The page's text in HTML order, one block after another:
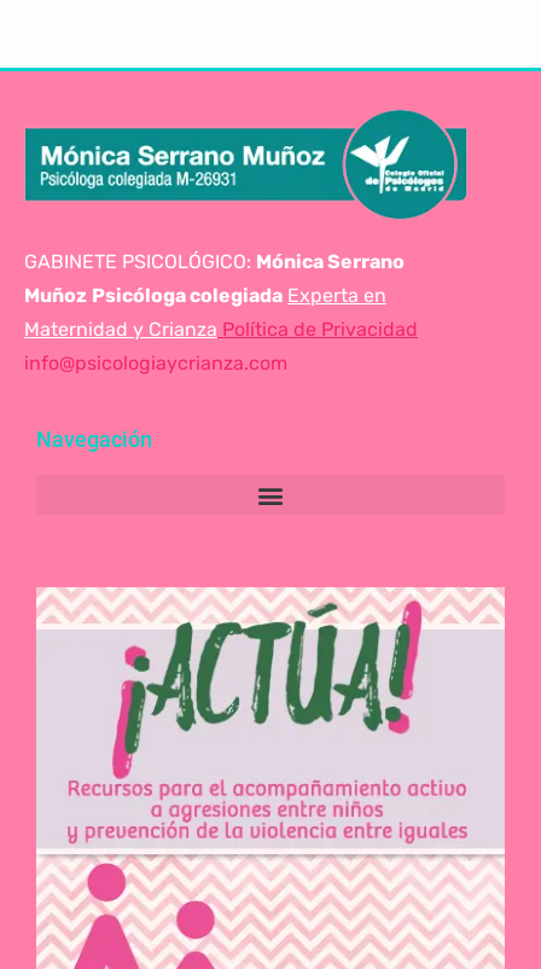
GABINETE PSICOLÓGICO: Mónica Serrano
Muñoz Psicóloga colegiada Experta en
Maternidad y Crianza Política de Privacidad
info@psicologiaycrianza.com
Navegación